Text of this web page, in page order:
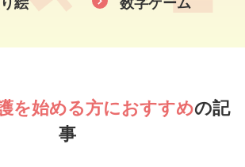
絵 数字ゲーム
を始める方におすすめの記
事